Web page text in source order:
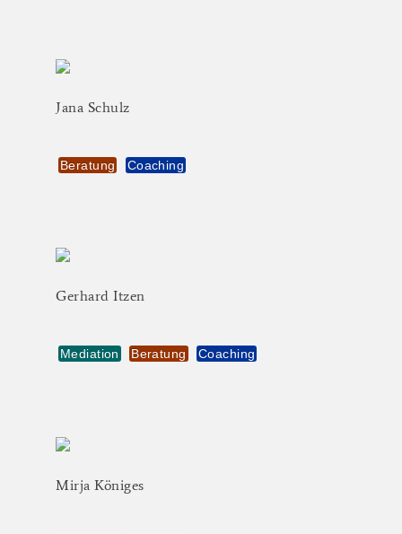
Jana Schulz
Beratung Coaching
Gerhard Itzen
Mediation Beratung Coaching
Mirja Königes